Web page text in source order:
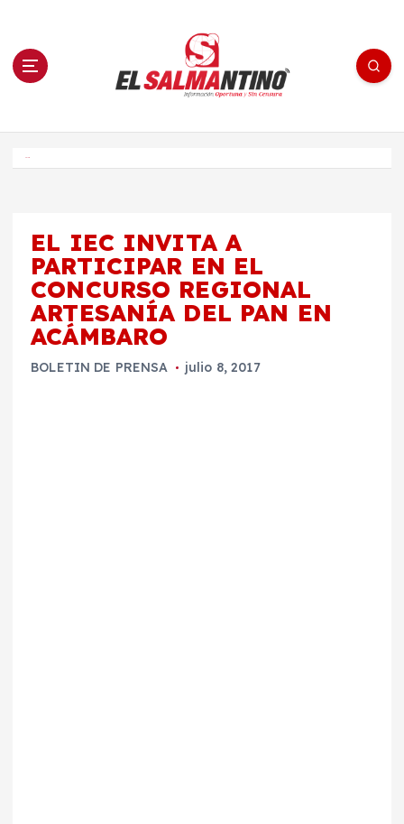
n El Salmantino - medios/noticias/editorial
EL IEC INVITA A
PARTICIPAR EN EL
CONCURSO REGIONAL
ARTESANÍA DEL PAN EN
ACÁMBARO
BOLETIN DE PRENSA julio 8, 2017